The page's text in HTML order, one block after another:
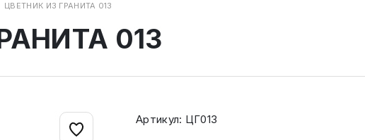
ЦВЕТНИК ИЗ ГРАНИТА 013
013
Артикул: ЦГ013